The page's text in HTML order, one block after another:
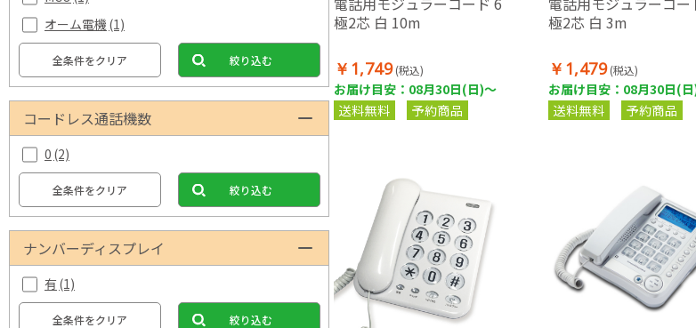
オーム電機 (1)
全条件をクリア 絞り込む
コードレス通話機数
0 (2)
全条件をクリア 絞り込む
ナンバーディスプレイ
有 (1)
全条件をクリア 絞り込む
極2芯 白 10m
￥1,749 (税込)
お届け目安：08月30日(日)～
送料無料
予約商品
極2芯 白 3m
￥1,479 (税込)
お届け目安：08月30日(
送料無料
予約商品